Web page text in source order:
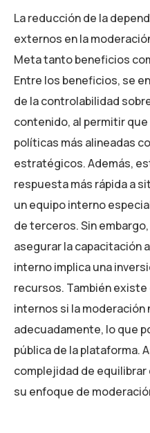
La reducción de la
externos en la
Meta tanto beneficios
Entre los beneficios, se
de la controlabilidad
contenido, al permitir
políticas más alineadas
estratégicos. Además,
respuesta más rápida a
un equipo interno
de terceros. Sin
asegurar la capacitación
interno implica una
recursos. También
internos si la moderación
adecuadamente, lo que
pública de la plataforma.
complejidad de
su enfoque de